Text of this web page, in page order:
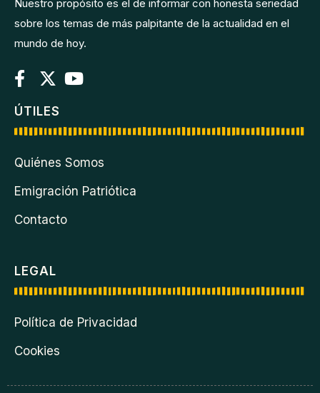
Nuestro propósito es el de informar con honesta seriedad
sobre los temas de más palpitante de la actualidad en el
mundo de hoy.
ÚTILES
Quiénes Somos
Emigración Patriótica
Contacto
LEGAL
Política de Privacidad
Cookies